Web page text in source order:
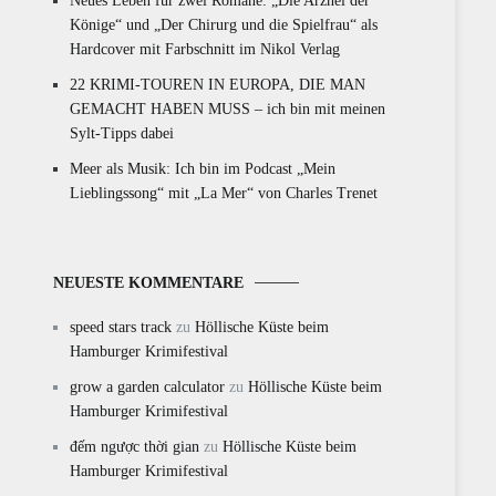
Könige“ und „Der Chirurg und die Spielfrau“ als
Hardcover mit Farbschnitt im Nikol Verlag
22 KRIMI-TOUREN IN EUROPA, DIE MAN
GEMACHT HABEN MUSS – ich bin mit meinen
Sylt-Tipps dabei
Meer als Musik: Ich bin im Podcast „Mein
Lieblingssong“ mit „La Mer“ von Charles Trenet
NEUESTE KOMMENTARE
speed stars track zu Höllische Küste beim
Hamburger Krimifestival
grow a garden calculator zu Höllische Küste beim
Hamburger Krimifestival
đếm ngược thời gian zu Höllische Küste beim
Hamburger Krimifestival